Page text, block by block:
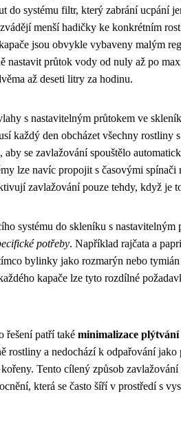
do systému filtr, který zabrání ucpání
menší hadičky ke konkrétním
jsou obvykle vybaveny malým
nastavit průtok vody od nuly až po
až deseti litry za hodinu.
s nastavitelným průtokem ve
každý den obcházet všechny rostliny
aby se zavlažování spouštělo
lze navíc propojit s časovými
zavlažování pouze tehdy, když je
systému do skleníku s
potřeby. Například rajčata a
bylinky jako rozmarýn nebo
kapače lze tyto rozdílné
řešení patří také minimalizace
rostliny a nedochází k odpařování
Tento cílený způsob
která se často šíří v prostředí s